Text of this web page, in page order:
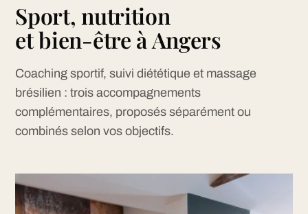
Sport, nutrition
et bien-être à Angers
Coaching sportif, suivi diététique et massage
brésilien : trois accompagnements
complémentaires, proposés séparément ou
combinés selon vos objectifs.